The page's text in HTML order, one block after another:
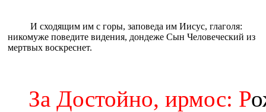
И сходящим им с горы, заповеда им Иисус, глаголя:
никомуже поведите видения, дондеже Сын Человеческий из
мертвых воскреснет.
За Достойно, ирмос: Р